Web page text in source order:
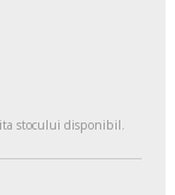
stocului disponibil.